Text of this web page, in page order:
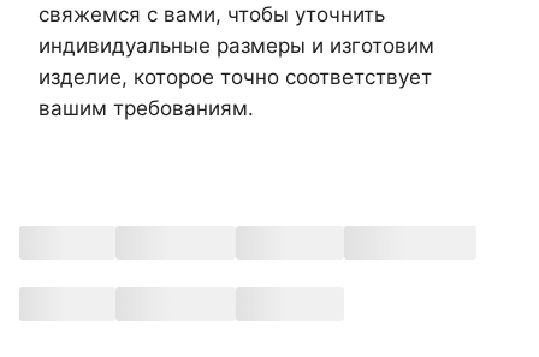
свяжемся с вами, чтобы уточнить
индивидуальные размеры и изготовим
изделие, которое точно соответствует
вашим требованиям.